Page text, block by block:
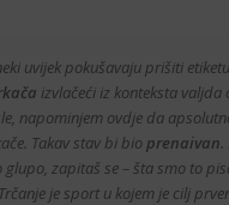
uvijek pokušavaju prišiti
izvlačeći iz konteksta valjda
napominjem ovdje da
Takav stav bi bio prenaivan
glupo, zapitaš se – šta smo to
je sport u kojem je cilj